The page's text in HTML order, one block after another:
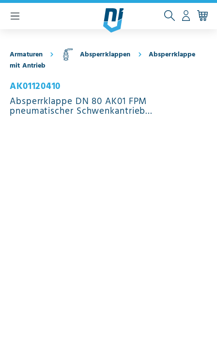
springen
Armaturen Absperrklappen
Absperrklappe
mit Antrieb
AK01120410
Absperrklappe DN 80 AK01 FPM
pneumatischer Schwenkantrieb